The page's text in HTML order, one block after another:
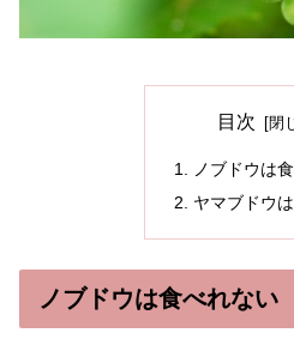
目次
ノブドウは
ヤマブドウ
ノブドウは食べれない